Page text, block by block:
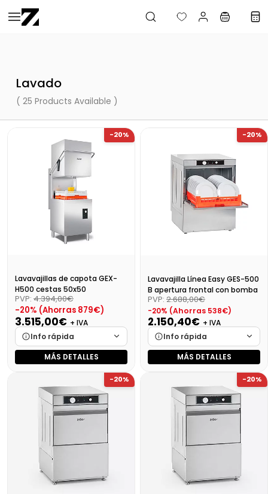
Saltar al
contenido
Lavado
( 25 Products Available )
-20%
Lavavajillas de capota GEX-
H500 cestas 50x50
PVP: 4.394,00€
-20% (Ahorras 879€)
3.515,00€ + IVA
Info rápida
Marca
Cargando…
Cargando…
Disponibilidad
Cargando…
Precio final (+21%) 4253,15 €
MÁS DETALLES
-20%
Lavavajilla Línea Easy GES-500
B apertura frontal con bomba
PVP: 2.688,00€
-20% (Ahorras 538€)
2.150,40€ + IVA
Info rápida
Marca
Cargando…
Cargando…
Disponibilidad
Cargando…
Precio final (+21%)2601,98 €
MÁS DETALLES
-20% -20%